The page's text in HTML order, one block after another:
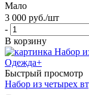
Мало
3 000 руб./шт
-
В корзину
Быстрый просмотр
Набор из четырех